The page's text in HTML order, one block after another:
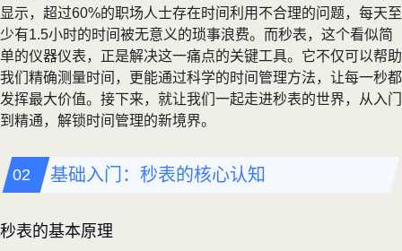
显示，超过60%的职场人士存在时间利用不合理的问题，每天至
少有1.5小时的时间被无意义的琐事浪费。而秒表，这个看似简
单的仪器仪表，正是解决这一痛点的关键工具。它不仅可以帮助
我们精确测量时间，更能通过科学的时间管理方法，让每一秒都
发挥最大价值。接下来，就让我们一起走进秒表的世界，从入门
到精通，解锁时间管理的新境界。
基础入门：秒表的核心认知
秒表的基本原理